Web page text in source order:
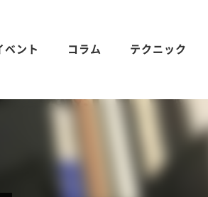
ベント コラム テクニック